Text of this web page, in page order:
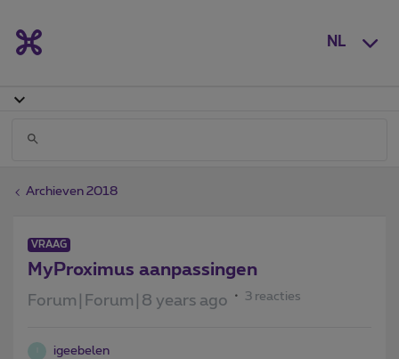
NL
Archieven 2018
VRAAG
MyProximus aanpassingen
Forum|Forum|8 years ago 3 reacties
igeebelen